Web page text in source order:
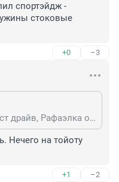
спортэйдж -
стоковые
+0 –3
Сходи в салон тойота на тест драйв, Рафаэлка отличная машина !
Нечего на тойоту
+1 –2